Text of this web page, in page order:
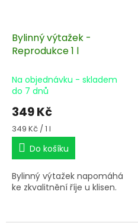
Bylinný výtažek -
Reprodukce 1 l
Na objednávku - skladem
do 7 dnů
349 Kč
Měrná
cena:
349 Kč / 1 l
Do košíku
Bylinný výtažek napomáhá
ke zkvalitnění říje u klisen.